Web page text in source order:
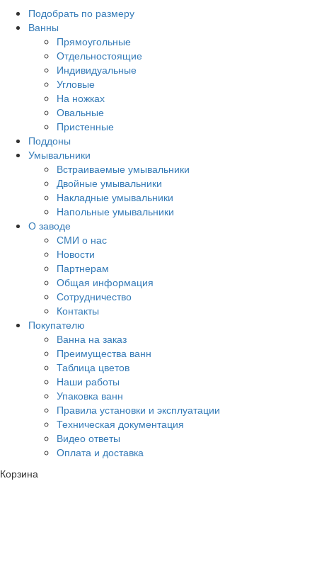
Подобрать по размеру
Ванны
Прямоугольные
Отдельностоящие
Индивидуальные
Угловые
На ножках
Овальные
Пристенные
Поддоны
Умывальники
Встраиваемые умывальники
Двойные умывальники
Накладные умывальники
Напольные умывальники
О заводе
СМИ о нас
Новости
Партнерам
Общая информация
Сотрудничество
Контакты
Покупателю
Ванна на заказ
Преимущества ванн
Таблица цветов
Наши работы
Упаковка ванн
Правила установки и эксплуатации
Техническая документация
Видео ответы
Оплата и доставка
Корзина